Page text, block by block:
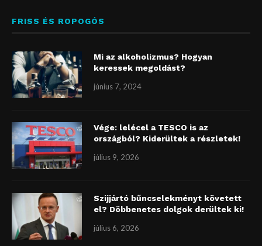
FRISS ÉS ROPOGÓS
Mi az alkoholizmus? Hogyan
keressek megoldást?
június 7, 2024
Vége: lelécel a TESCO is az
országból? Kiderültek a részletek!
július 9, 2026
Szijjártó bűncselekményt követett
el? Döbbenetes dolgok derültek ki!
július 6, 2026